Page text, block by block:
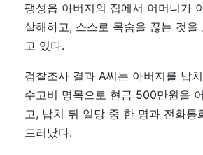
팽성읍 아버지의 집에서 어머니가
살해하고, 스스로 목숨을 끊는 것을
고 있다.
검찰조사 결과 A씨는 아버지를 납
수고비 명목으로 현금 500만원을
고, 납치 뒤 일당 중 한 명과 전화통
드러났다.